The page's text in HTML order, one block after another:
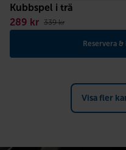
Kubbspel i trä
339kr
289 kr
Reservera &
Visa fler